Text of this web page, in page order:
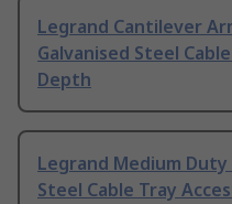
Legrand Cantilever
Galvanised Steel
Depth
Legrand Medium Duty
Steel Cable Tray